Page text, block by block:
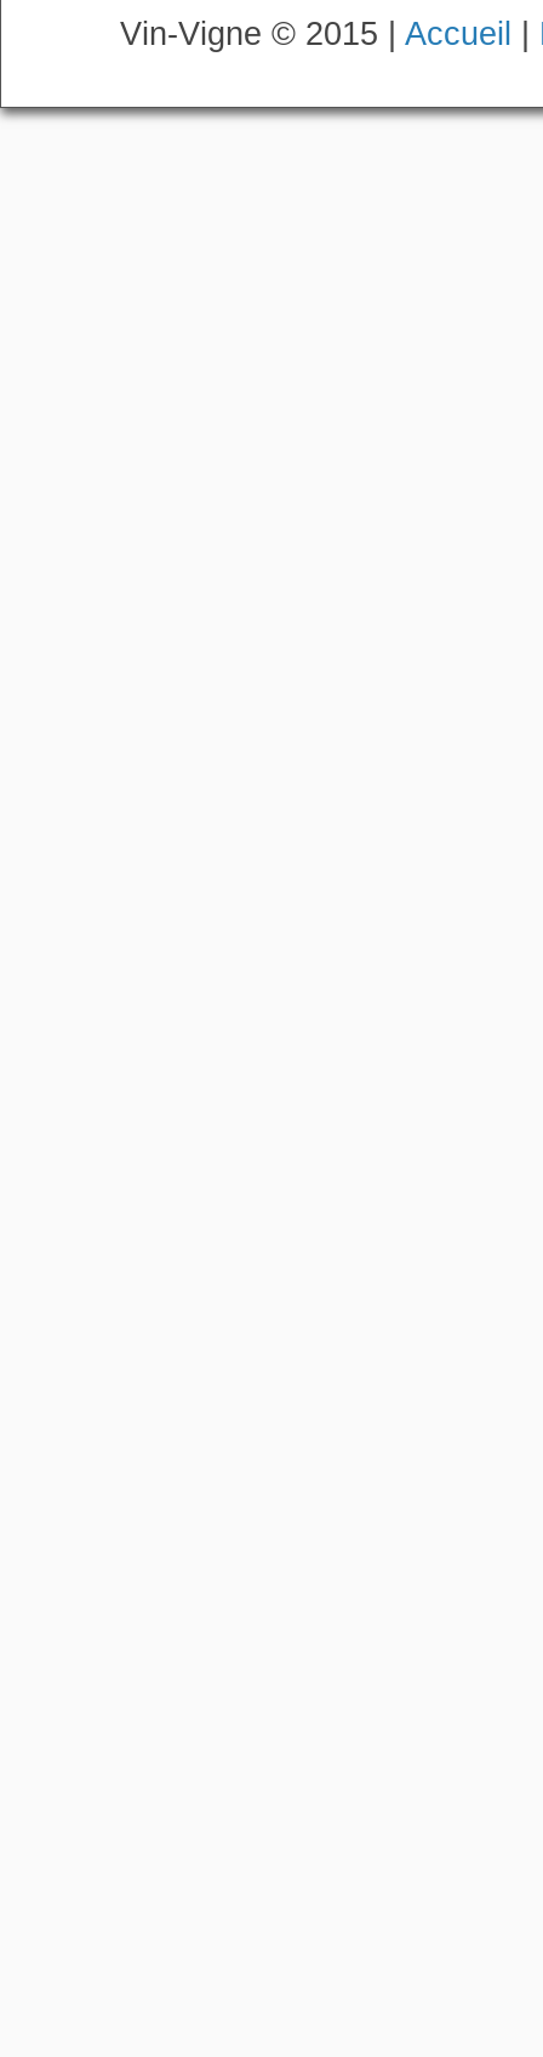
Vin-Vigne © 2015 | Accueil